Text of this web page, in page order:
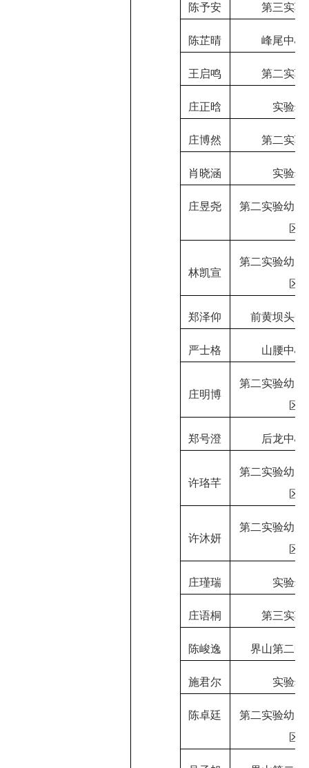
陈予安 第三实验
陈芷晴 峰尾中心
王启鸣 第二实验
庄正晗 实验幼
庄博然 第二实验
肖晓涵 实验幼
庄昱尧
第二实验幼儿
区
林凯宣
第二实验幼儿
区
郑泽仰 前黄坝头中
严士格 山腰中心
庄明博
第二实验幼儿
区
郑号澄 后龙中心
许珞芊
第二实验幼儿
区
许沐妍
第二实验幼儿
区
庄瑾瑞 实验幼
庄语桐 第三实验
陈峻逸 界山第二中
施君尔 实验幼
陈卓廷
第二实验幼儿
区